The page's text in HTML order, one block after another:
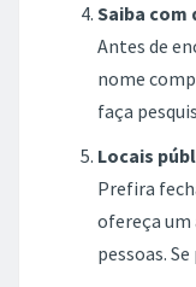
Saiba com
Antes de
nome
faça
Locais
Prefira
ofereça um
pessoas.